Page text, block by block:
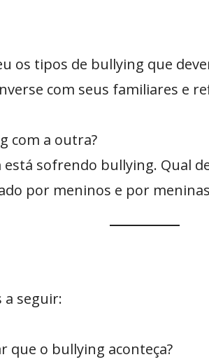
os tipos de bullying que
com seus familiares e
com a outra?
sofrendo bullying. Qual
por meninos e por
a seguir:
que o bullying aconteça?